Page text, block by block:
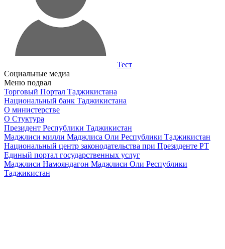
Тест
Социальные медиа
Меню подвал
Торговый Портал Таджикистана
Национальный банк Таджикистана
О министерстве
О Стуктура
Президент Республики Таджикистан
Маджлиси милли Маджлиса Оли Республики Таджикистан
Национальный центр законодательства при Президенте РТ
Единый портал государственных услуг
Маджлиси Намояндагон Маджлиси Оли Республики
Таджикистан